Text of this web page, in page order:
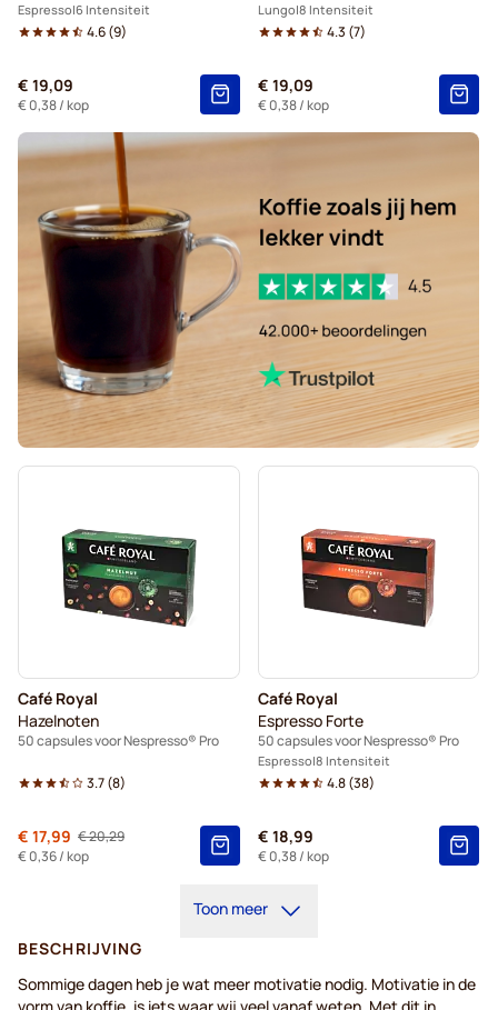
Espresso 6 Intensiteit
4.6(9)
€ 19,09
€ 0,38/ kop
Lungo 8 Intensiteit
4.3 (7)
€ 19,09
€ 0,38/ kop
Café Royal
Hazelnoten
50 capsules voor Nespresso® Pro
3.7(8)
Normale prijs
€ 20,29
Van
€ 17,99
€ 0,36/ kop
Café Royal
Espresso Forte
50 capsules voor Nespresso® Pro
Espresso 8 Intensiteit
4.8(38)
€ 18,99
€ 0,38/ kop
Toon meer
BESCHRIJVING
Sommige dagen heb je wat meer motivatie nodig. Motivatie in de